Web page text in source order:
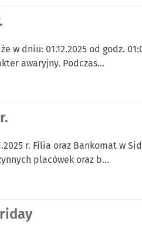
w dniu: 01.12.2025 od godz.
awaryjny. Podczas…
r. Filia oraz Bankomat w
placówek oraz b…